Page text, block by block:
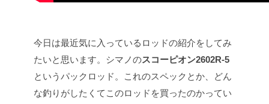
今日は最近気に入っているロッドの紹介をしてみ
たいと思います。シマノのスコーピオン2602R-5
というパックロッド。これのスペックとか、どん
な釣りがしたくてこのロッドを買ったのかってい